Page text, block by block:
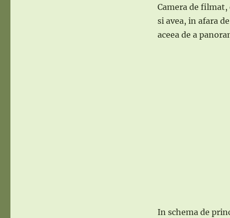
Camera de
si avea, in afara
aceea de a
In schema de